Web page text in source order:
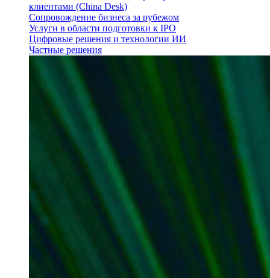
клиентами (China Desk)
Сопровождение бизнеса за рубежом
Услуги в области подготовки к IPO
Цифровые решения и технологии ИИ
Частные решения